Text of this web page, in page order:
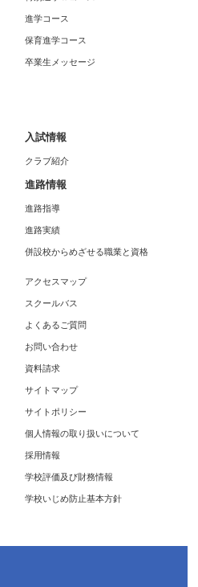
進学コース
保育進学コース
卒業生メッセージ
入試情報
クラブ紹介
進路情報
進路指導
進路実績
併設校からめざせる職業と資格
アクセスマップ
スクールバス
よくあるご質問
お問い合わせ
資料請求
サイトマップ
サイトポリシー
個人情報の取り扱いについて
採用情報
学校評価及び財務情報
学校いじめ防止基本方針